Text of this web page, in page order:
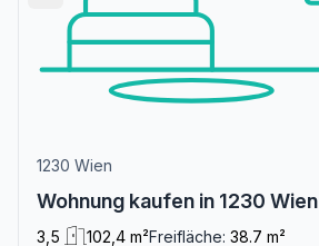
1230 Wien
Wohnung kaufen in 1230 Wien
3,5 102,4 m²Freifläche: 38.7 m²